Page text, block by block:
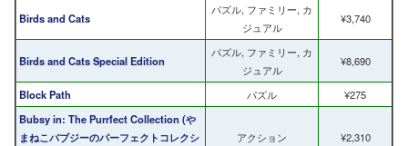
Birds and Cats
パズル, ファミリー, カ
ジュアル
¥3,740
Birds and Cats Special Edition
パズル, ファミリー, カ
ジュアル
¥8,690
Block Path パズル
¥275
Bubsy in: The Purrfect Collection (や
まねこバブジーのパーフェクトコレクシ
アクション ¥2,310